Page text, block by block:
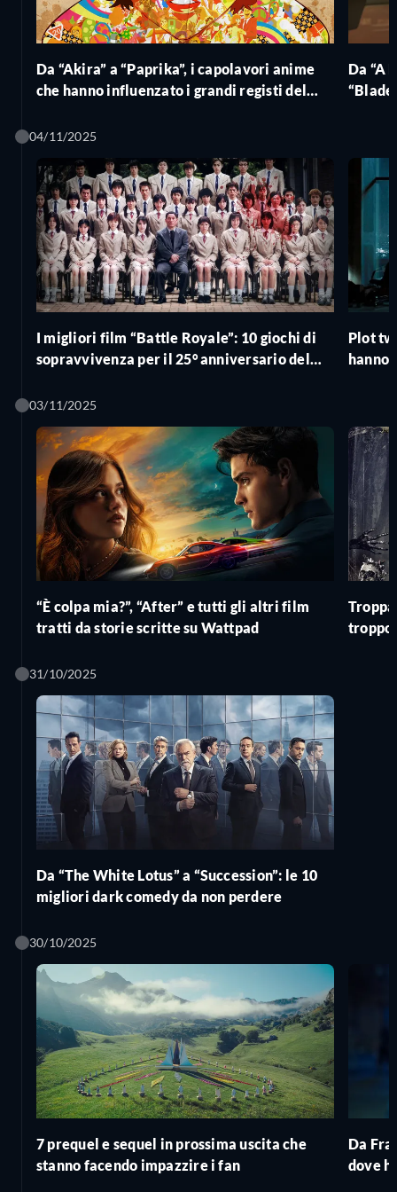
Da “Akira” a “Paprika”, i capolavori anime
che hanno influenzato i grandi registi del
Da “A
04/11/2025
​​I migliori film “Battle Royale”: 10 giochi di
sopravvivenza per il 25° anniversario del
Plot
hanno
03/11/2025
“È colpa mia?”, “After” e tutti gli altri film
tratti da storie scritte su Wattpad
troppo
31/10/2025
Da “The White Lotus” a “Succession”: le 10
migliori dark comedy da non perdere
30/10/2025
7 prequel e sequel in prossima uscita che
stanno facendo impazzire i fan
Da
dove